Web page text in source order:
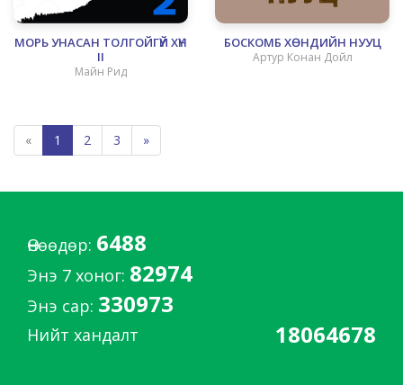
МОРЬ УНАСАН ТОЛГОЙГҮЙ ХҮН
II
Майн Рид
БОСКОМБ ХӨНДИЙН НУУЦ
Артур Конан Дойл
« 1 2 3 »
Өнөөдөр: 6488
Энэ 7 хоног: 82974
Энэ сар: 330973
Нийт хандалт 18064678